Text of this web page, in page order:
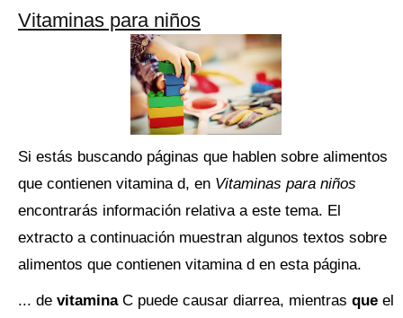
Vitaminas para niños
Si estás buscando páginas que hablen sobre alimentos
que contienen vitamina d, en Vitaminas para niños
encontrarás información relativa a este tema. El
extracto a continuación muestran algunos textos sobre
alimentos que contienen vitamina d en esta página.
... de vitamina C puede causar diarrea, mientras que el